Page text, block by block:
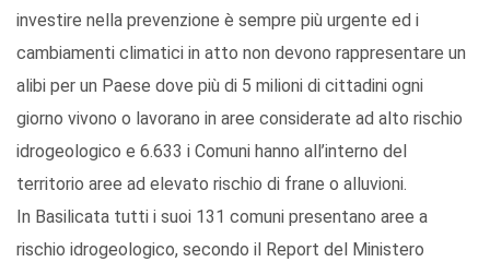
investire nella prevenzione è sempre più urgente ed i
cambiamenti climatici in atto non devono rappresentare un
alibi per un Paese dove più di 5 milioni di cittadini ogni
giorno vivono o lavorano in aree considerate ad alto rischio
idrogeologico e 6.633 i Comuni hanno all’interno del
territorio aree ad elevato rischio di frane o alluvioni.
In Basilicata tutti i suoi 131 comuni presentano aree a
rischio idrogeologico, secondo il Report del Ministero